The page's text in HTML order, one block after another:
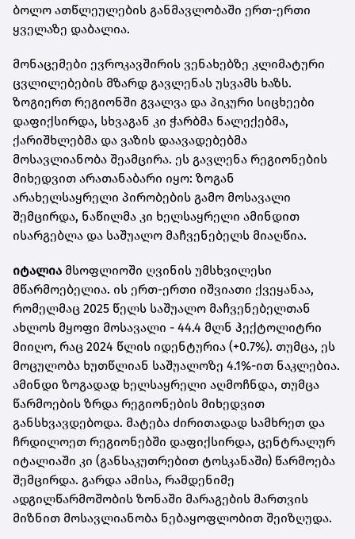
ბოლო ათწლეულების განმავლობაში ერთ-ერთი
ყველაზე დაბალია.
მონაცემები ევროკავშირის ვენახებზე კლიმატური
ცვლილებების მზარდ გავლენას უსვამს ხაზს.
ზოგიერთ რეგიონში გვალვა და პიკური სიცხეები
დაფიქსირდა, სხვაგან კი ჭარბმა ნალექებმა,
ქარიშხლებმა და ვაზის დაავადებებმა
მოსავლიანობა შეამცირა. ეს გავლენა რეგიონების
მიხედვით არათანაბარი იყო: ზოგან
არახელსაყრელი პირობების გამო მოსავალი
შემცირდა, ნაწილმა კი ხელსაყრელი ამინდით
ისარგებლა და საშუალო მაჩვენებელს მიაღწია.
იტალია მსოფლიოში ღვინის უმსხვილესი
მწარმოებელია. ის ერთ-ერთი იშვიათი ქვეყანაა,
რომელმაც 2025 წელს საშუალო მაჩვენებელთან
ახლოს მყოფი მოსავალი - 44.4 მლნ ჰექტოლიტრი
მიიღო, რაც 2024 წლის იდენტურია (+0.7%). თუმცა, ეს
მოცულობა ხუთწლიან საშუალოზე 4.1%-ით ნაკლებია.
ამინდი ზოგადად ხელსაყრელი აღმოჩნდა, თუმცა
წარმოების ზრდა რეგიონების მიხედვით
განსხვავდებოდა. მატება ძირითადად სამხრეთ და
ჩრდილოეთ რეგიონებში დაფიქსირდა, ცენტრალურ
იტალიაში კი (განსაკუთრებით ტოსკანაში) წარმოება
შემცირდა. გარდა ამისა, რამდენიმე
ადგილწარმოშობის ზონაში მარაგების მართვის
მიზნით მოსავლიანობა ნებაყოფლობით შეიზღუდა.